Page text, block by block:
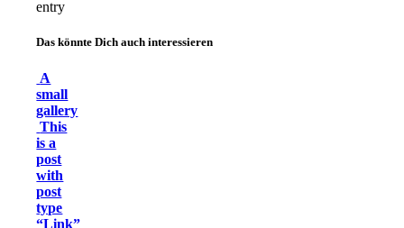
entry
Das könnte Dich auch interessieren
A
small
gallery
This
is a
post
with
post
type
“Link”